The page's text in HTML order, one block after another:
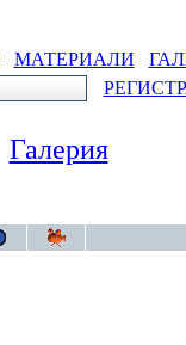
МАТЕРИАЛИ
Галерия